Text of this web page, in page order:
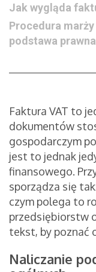
Jak wygląda
Procedura
podstawa
Faktura VAT to
dokumentów
gospodarczym
jest to jednak
finansowego.
sporządza się
czym polega to
przedsiębiorstw
tekst, by poznać
Naliczanie